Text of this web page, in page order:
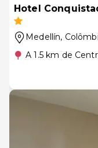
Hotel
Medellín,
A 1.5 km de